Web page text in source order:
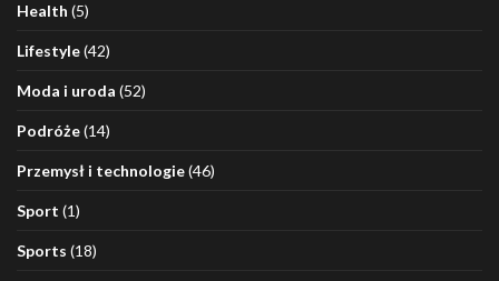
Health (5)
Lifestyle(42)
Moda i uroda (52)
Podróże(14)
Przemysł i technologie(46)
Sport (1)
Sports (18)